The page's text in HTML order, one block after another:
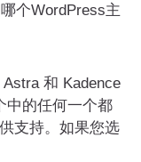
个WordPress主
和 Kadence
中的任何一个都
支持。如果您选